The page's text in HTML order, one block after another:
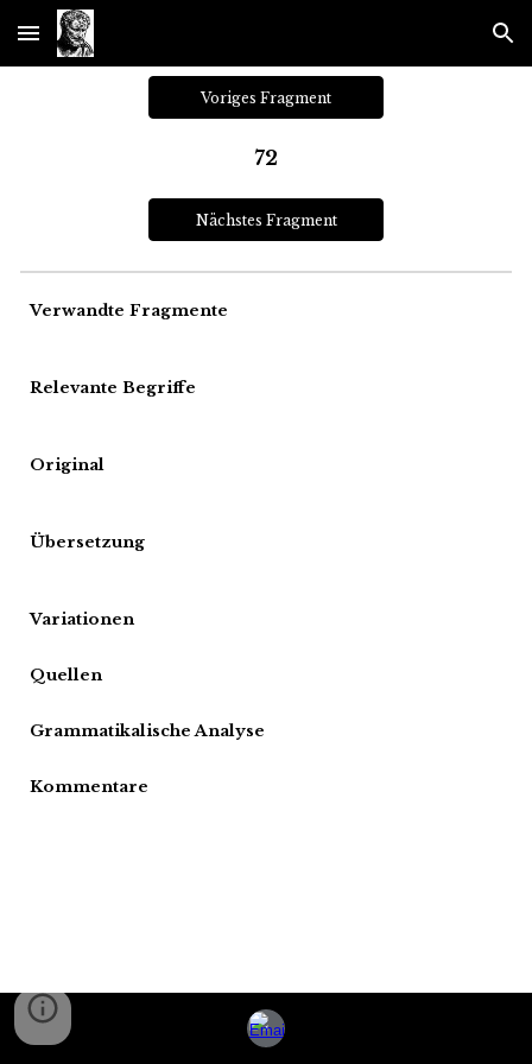
Skip to main content Skip to navigation
Voriges Fragment
72
Nächstes Fragment
Verwandte Fragmente
Relevante Begriffe
Original
Übersetzung
Variationen
Quellen
Grammatikalische Analyse
Kommentare